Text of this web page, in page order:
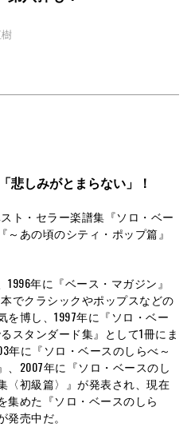
悲しみがとまらない」！
ト・セラー楽譜集『ソロ・ベー
あの頃のシティ・ポップ篇』
年に『ベース・マガジン』
でクラシックやポップスなどの
博し、1997年に『ソロ・ベー
スタンダード集』として1冊にま
年に『ソロ・ベースのしらべ～
2007年に『ソロ・ベースのし
初級篇〉』が発表され、現在
集めた『ソロ・ベースのしら
売中だ。